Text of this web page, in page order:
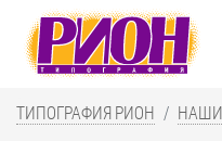
ТИПОГРАФИЯ РИОН